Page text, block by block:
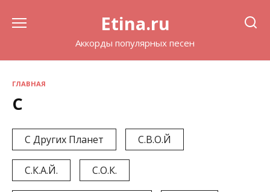
Etina.ru
Аккорды популярных песен
ГЛАВНАЯ
С
С Других Планет С.В.О.Й
С.К.А.Й. С.О.К.